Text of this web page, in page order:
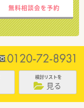
無料相談会を予約
検討リストを
見る